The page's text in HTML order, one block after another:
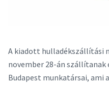
A kiadott hulladékszállítási
november 28-án szállítanak
Budapest munkatársai, ami